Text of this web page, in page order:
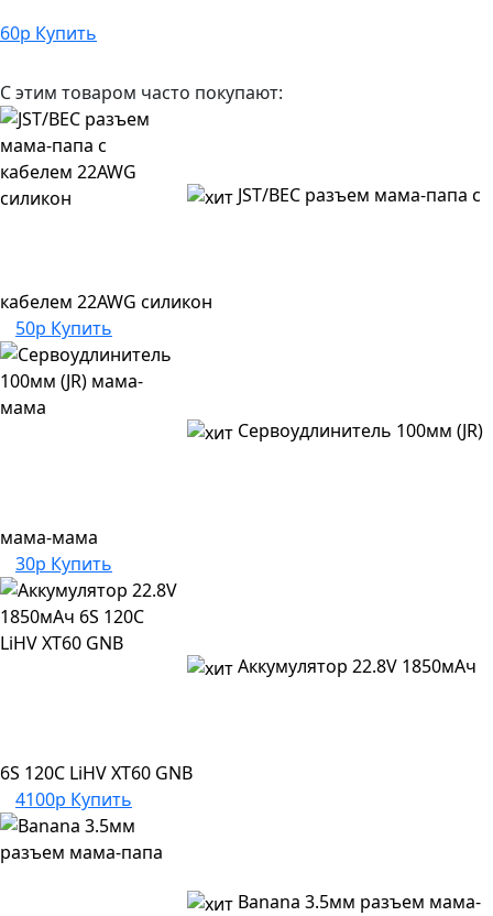
60р Купить
С этим товаром часто покупают:
JST/BEC разъем мама-папа с
кабелем 22AWG силикон
50р Купить
Сервоудлинитель 100мм (JR)
мама-мама
30р Купить
Аккумулятор 22.8V 1850мАч
6S 120C LiHV XT60 GNB
4100р Купить
Banana 3.5мм разъем мама-